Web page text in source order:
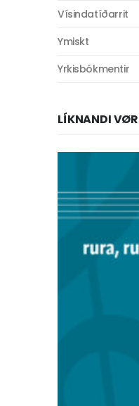
Vísindatíðarrit
Ymiskt
Yrkisbókmentir
LÍKNANDI